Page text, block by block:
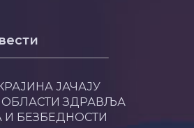
ЈАЧАЈУ
ЗДРАВЉА
БЕЗБЕДНОСТИ